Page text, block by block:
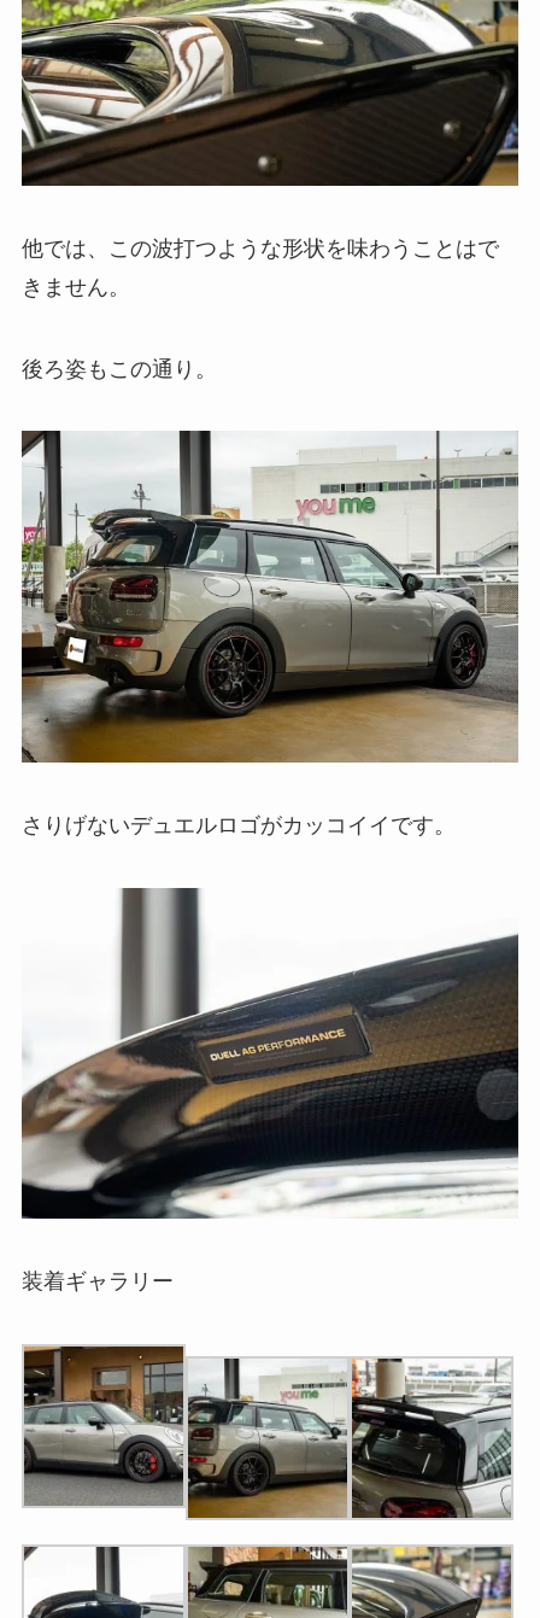
他では、この波打つような形状を味わうことはで
きません。
後ろ姿もこの通り。
さりげないデュエルロゴがカッコイイです。
装着ギャラリー